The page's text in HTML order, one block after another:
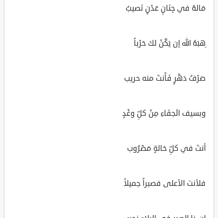
مَالهُ في جِنَانِِ عَدْنٍ نَصيبُ
ِهبَهُ الله إن يَكُنْ لكَ حَرْباً
صَرْفُ دَهْرٍ فَأَنتَ منه حريب
وبسيف الَجفَاءِ مِنْ كلِّ وغْدٍ
أنتَ في كلِّ حَالةٍ مَضْرُوب
فلأنت الأعلى فصبراً جميلاً